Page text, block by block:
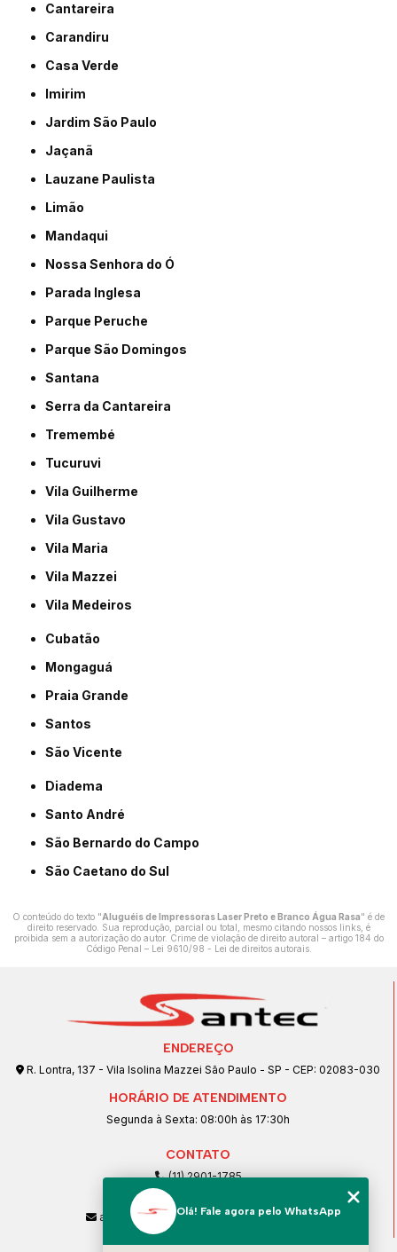
Cantareira
Carandiru
Casa Verde
Imirim
Jardim São Paulo
Jaçanã
Lauzane Paulista
Limão
Mandaqui
Nossa Senhora do Ó
Parada Inglesa
Parque Peruche
Parque São Domingos
Santana
Serra da Cantareira
Tremembé
Tucuruvi
Vila Guilherme
Vila Gustavo
Vila Maria
Vila Mazzei
Vila Medeiros
Cubatão
Mongaguá
Praia Grande
Santos
São Vicente
Diadema
Santo André
São Bernardo do Campo
São Caetano do Sul
O conteúdo do texto "Aluguéis de Impressoras Laser Preto e Branco Água Rasa" é de
direito reservado. Sua reprodução, parcial ou total, mesmo citando nossos links, é
proibida sem a autorização do autor. Crime de violação de direito autoral – artigo 184 do
Código Penal – Lei 9610/98 - Lei de direitos autorais.
ENDEREÇO
R. Lontra, 137 - Vila Isolina Mazzei São Paulo - SP - CEP: 02083-030
HORÁRIO DE ATENDIMENTO
Segunda à Sexta: 08:00h às 17:30h
CONTATO
(11) 2901-1785
(11) 99239-1832
atendimento@santeccopiadoras.com.br
Olá! Fale agora pelo WhatsApp